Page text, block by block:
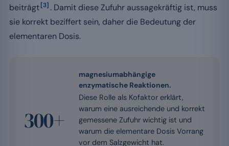
beiträgt[3] . Damit diese Zufuhr aussagekräftig ist, muss
sie korrekt beziffert sein, daher die Bedeutung der
elementaren Dosis.
300+
magnesiumabhängige
enzymatische Reaktionen.
Diese Rolle als Kofaktor erklärt,
warum eine ausreichende und korrekt
gemessene Zufuhr wichtig ist und
warum die elementare Dosis Vorrang
vor dem Salzgewicht hat.